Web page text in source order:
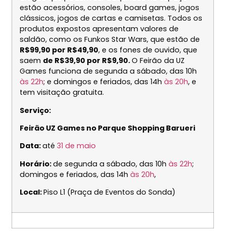
estão acessórios, consoles, board games, jogos
clássicos, jogos de cartas e camisetas. Todos os
produtos expostos apresentam valores de
saldão, como os Funkos Star Wars, que estão de
R$99,90 por R$49,90, e os fones de ouvido, que
saem de R$39,90 por R$9,90.O Feirão da UZ
Games funciona de segunda a sábado, das 10h
às 22h; e domingos e feriados, das 14hàs 20h, e
tem visitação gratuita.
Serviço:
Feirão UZ Games no Parque Shopping Barueri
Data:até31 de maio
Horário:de segunda a sábado, das 10hàs 22h;
domingos e feriados, das 14hàs 20h,
Local:Piso L1 (Praça de Eventos do Sonda)